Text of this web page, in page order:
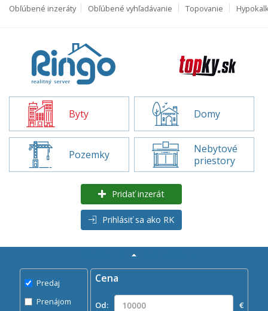
Obľúbené inzeráty Obľúbené vyhľadávanie Topovanie
Byty Domy
Pozemky
Nebytové
priestory
Pridať inzerát
Prihlásiť sa ako RK
Predaj
Prenájom
Cena
Od: €